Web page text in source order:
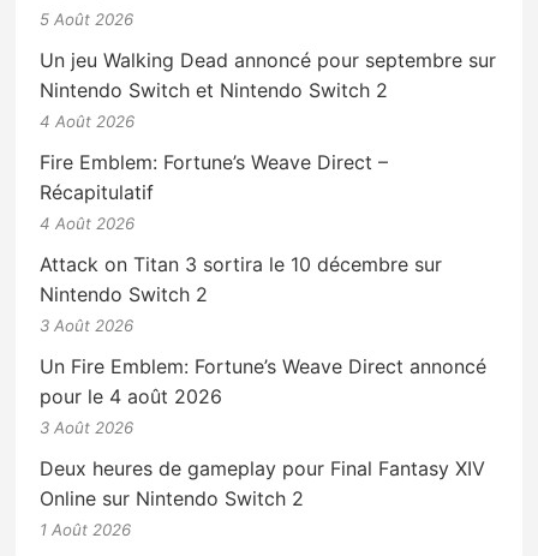
5 Août 2026
Un jeu Walking Dead annoncé pour septembre sur
Nintendo Switch et Nintendo Switch 2
4 Août 2026
Fire Emblem: Fortune’s Weave Direct –
Récapitulatif
4 Août 2026
Attack on Titan 3 sortira le 10 décembre sur
Nintendo Switch 2
3 Août 2026
Un Fire Emblem: Fortune’s Weave Direct annoncé
pour le 4 août 2026
3 Août 2026
Deux heures de gameplay pour Final Fantasy XIV
Online sur Nintendo Switch 2
1 Août 2026